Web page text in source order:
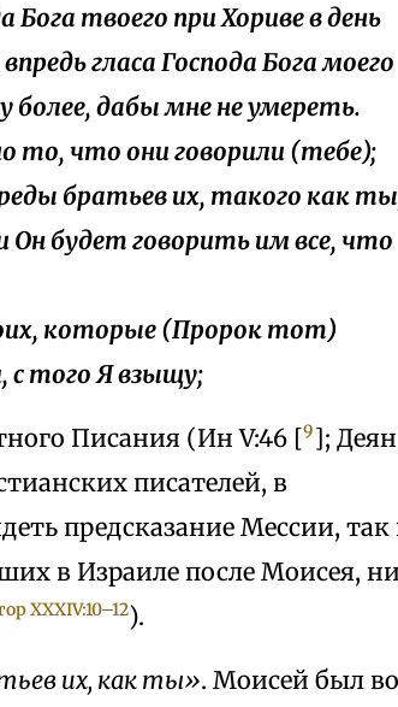
Бога твоего при Хориве в день
гласа Господа Бога моего
более, дабы мне не умереть.
то, что они говорили (тебе);
братьев их, такого как
Он будет говорить им все, что
которые (Пророк тот)
того Я взыщу;
Писания (Ин V:46 [9];
писателей, в
предсказание Мессии, так
в Израиле после Моисея,
XXXIV:10–12).
их, как ты». Моисей был